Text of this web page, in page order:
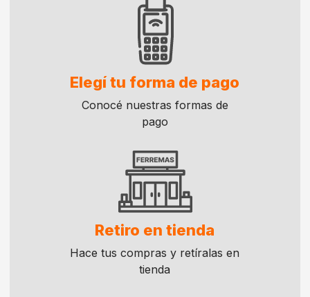
Elegí tu forma de pago
Conocé nuestras formas de
pago
Retiro en tienda
Hace tus compras y retíralas en
tienda